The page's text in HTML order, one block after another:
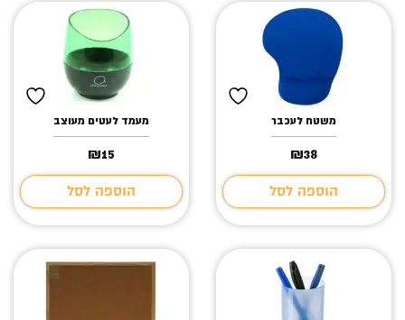
משטח לעכבר
₪38
הוספה לסל
מעמד לעטים מעוצב
₪15
הוספה לסל